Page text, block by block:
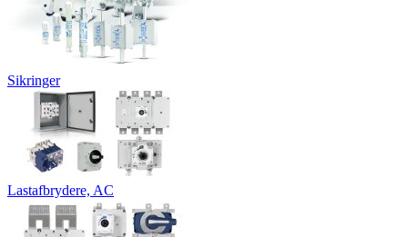
Sikringer
Lastafbrydere, AC